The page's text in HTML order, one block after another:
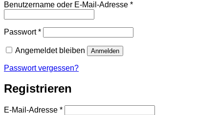
Benutzername oder E-Mail-Adresse *Erforderlich
Passwort*Erforderlich
Angemeldet bleiben Anmelden
Passwort vergessen?
Registrieren
E-Mail-Adresse *Erforderlich